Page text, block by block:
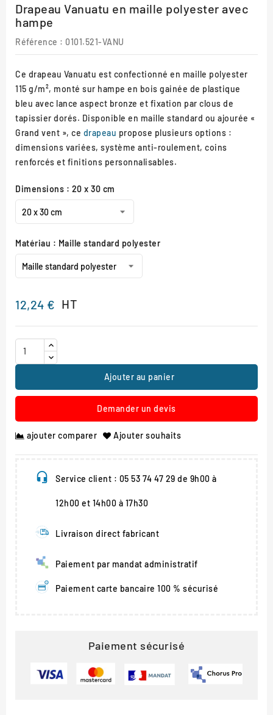
Drapeau Vanuatu en maille polyester avec
hampe
Référence : 0101.521-VANU
Ce drapeau Vanuatu est confectionné en maille polyester
115 g/m², monté sur hampe en bois gainée de plastique
bleu avec lance aspect bronze et fixation par clous de
tapissier dorés. Disponible en maille standard ou ajourée «
Grand vent », ce drapeau propose plusieurs options :
dimensions variées, système anti-roulement, coins
renforcés et finitions personnalisables.
Dimensions : 20 x 30 cm
Matériau : Maille standard polyester
12,24 € HT
Ajouter au panier
Demander un devis
ajouter comparer Ajouter souhaits
Service client : 05 53 74 47 29 de 9h00 à
12h00 et 14h00 à 17h30
Livraison direct fabricant
Paiement par mandat administratif
Paiement carte bancaire 100 % sécurisé
Paiement sécurisé